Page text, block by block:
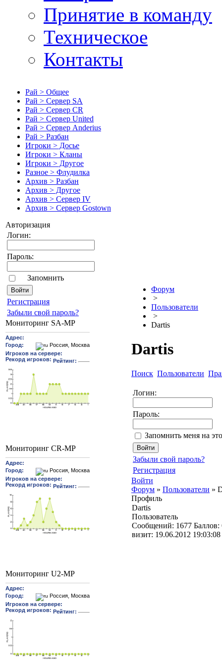
Принятие в команду
Техническое
Контакты
Рай > Общее
Рай > Сервер SA
Рай > Сервер CR
Рай > Сервер United
Рай > Сервер Anderius
Рай > Разбан
Игроки > Досье
Игроки > Кланы
Игроки > Другое
Разное > Флудилка
Архив > Разбан
Архив > Другое
Архив > Сервер IV
Архив > Сервер Gostown
Авторизация
Логин:
Пароль:
Запомнить
Pегиcтрaция
Забыли свой пароль?
Мониторинг SA-MP
Мониторинг CR-MP
Мониторинг U2-MP
Форум
>
Пользователи
>
Dartis
Dartis
Поиск Пользователи
Логин:
Пароль:
Запомнить меня на
Забыли свой пароль?
Регистрация
Войти
Форум » Пользователи »
Профиль
Dartis
Пользователь
Cообщений: 1677 Баллов:
визит: 19.06.2012 19:03:08